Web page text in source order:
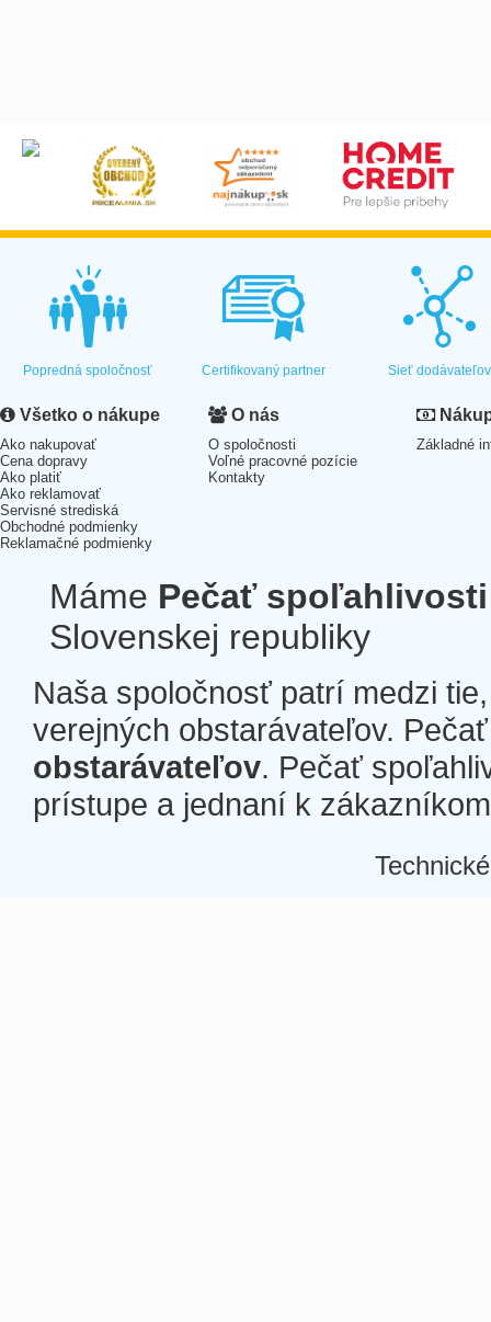
Popredná spoločnosť Certifikovaný partner Sieť dodávateľov
Všetko o nákupe
Ako nakupovať
Cena dopravy
Ako platiť
Ako reklamovať
Servisné strediská
Obchodné podmienky
Reklamačné podmienky
O nás
O spoločnosti
Voľné pracovné pozície
Kontakty
Základné
Máme Pečať spoľahlivosti
Slovenskej republiky
Naša spoločnosť patrí medzi
verejných obstarávateľov.
obstarávateľov. Pečať
prístupe a jednaní k